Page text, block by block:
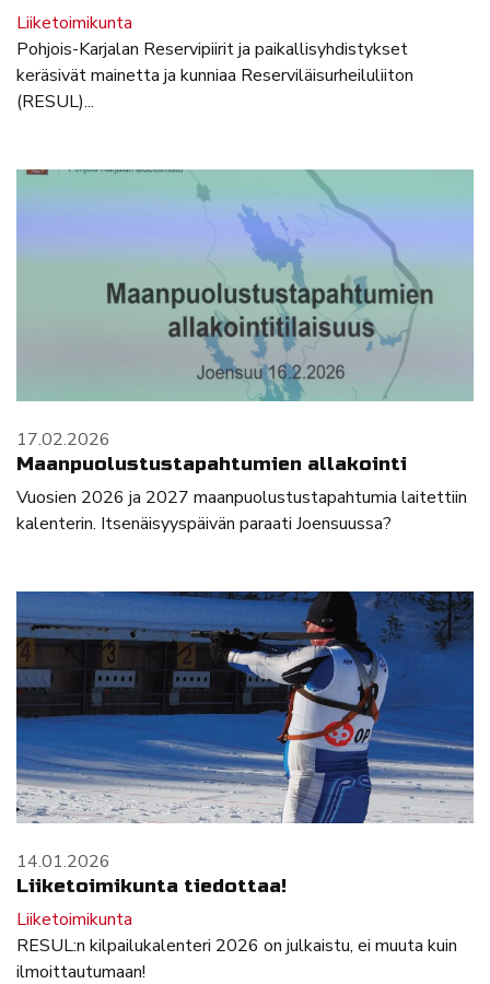
Liiketoimikunta
Pohjois-Karjalan Reservipiirit ja paikallisyhdistykset
keräsivät mainetta ja kunniaa Reserviläisurheiluliiton
(RESUL)...
17.02.2026
Maanpuolustustapahtumien allakointi
Vuosien 2026 ja 2027 maanpuolustustapahtumia laitettiin
kalenterin. Itsenäisyyspäivän paraati Joensuussa?
14.01.2026
Liiketoimikunta tiedottaa!
Liiketoimikunta
RESUL:n kilpailukalenteri 2026 on julkaistu, ei muuta kuin
ilmoittautumaan!